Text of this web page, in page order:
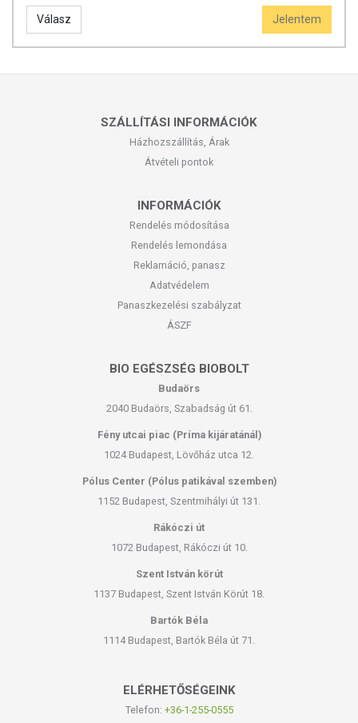
Válasz Jelentem
SZÁLLÍTÁSI INFORMÁCIÓK
Házhozszállítás, Árak
Átvételi pontok
INFORMÁCIÓK
Rendelés módosítása
Rendelés lemondása
Reklamáció, panasz
Adatvédelem
Panaszkezelési szabályzat
ÁSZF
BIO EGÉSZSÉG BIOBOLT
Budaörs
2040 Budaörs, Szabadság út 61.
Fény utcai piac (Príma kijáratánál)
1024 Budapest, Lövőház utca 12.
Pólus Center (Pólus patikával szemben)
1152 Budapest, Szentmihályi út 131.
Rákóczi út
1072 Budapest, Rákóczi út 10.
Szent István körút
1137 Budapest, Szent István Körút 18.
Bartók Béla
1114 Budapest, Bartók Béla út 71.
ELÉRHETŐSÉGEINK
Telefon: +36-1-255-0555